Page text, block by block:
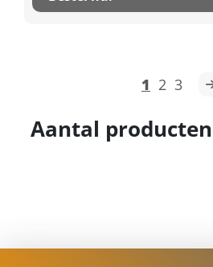
1 2 3
Aantal producten